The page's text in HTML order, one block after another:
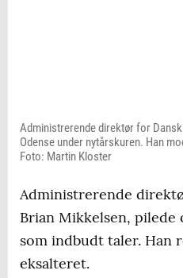
Administrerende direktør for
Odense under nytårskuren. Han
Foto: Martin Kloster
Administrerende
Brian Mikkelsen, pilede
som indbudt taler. Han
eksalteret.